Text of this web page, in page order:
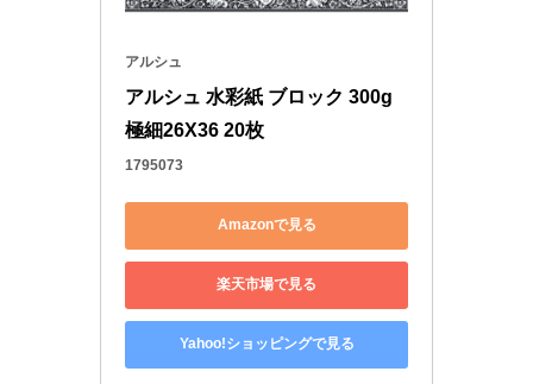
アルシュ
アルシュ 水彩紙 ブロック 300g
極細26X36 20枚
1795073
Amazonで見る
楽天市場で見る
Yahoo!ショッピングで見る